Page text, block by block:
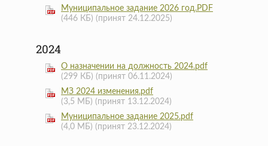
Муниципальное задание 2026 год.PDF
(446 КБ) (принят 24.12.2025)
2024
О назначении на должность 2024.pdf
(299 КБ) (принят 06.11.2024)
МЗ 2024 изменения.pdf
(3,5 МБ) (принят 13.12.2024)
Муниципальное задание 2025.pdf
(4,0 МБ) (принят 23.12.2024)